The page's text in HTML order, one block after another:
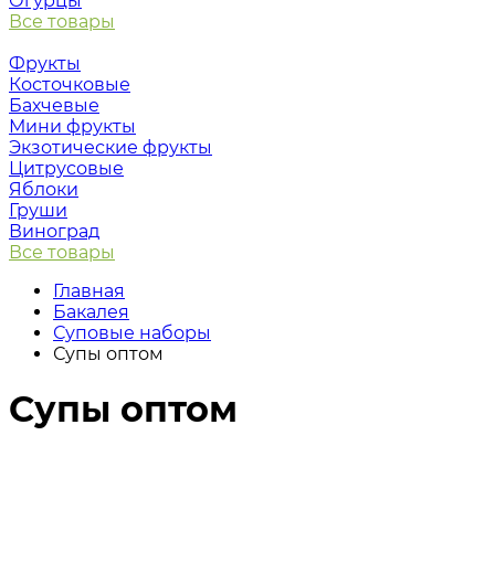
Все товары
Фрукты
Косточковые
Бахчевые
Мини фрукты
Экзотические фрукты
Цитрусовые
Яблоки
Груши
Виноград
Все товары
Главная
Бакалея
Суповые наборы
Супы оптом
Супы оптом